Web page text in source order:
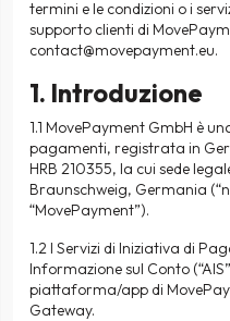
termini e le condizioni o i
supporto clienti di
contact@movepayment.eu.
1. Introduzione
1.1 MovePayment GmbH è
pagamenti, registrata in
HRB 210355, la cui sede
Braunschweig, Germania
“MovePayment”).
1.2 I Servizi di Iniziativa di
Informazione sul Conto
piattaforma/app di
Gateway.